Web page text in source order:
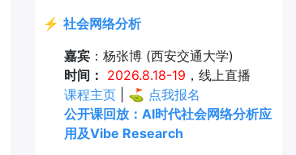
⚡ 社会网络分析
嘉宾：杨张博 (西安交通大学)
时间： 2026.8.18-19 ，线上直播
课程主页| ⛳ 点我报名
公开课回放：AI时代社会网络分析应
用及Vibe Research